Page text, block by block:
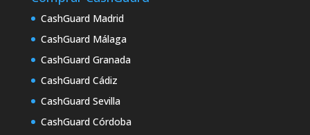
CashGuard Madrid
CashGuard Málaga
CashGuard Granada
CashGuard Cádiz
CashGuard Sevilla
CashGuard Córdoba